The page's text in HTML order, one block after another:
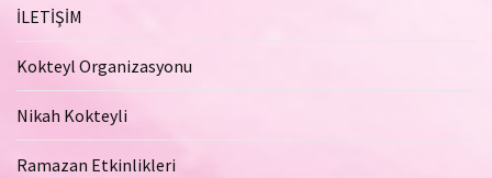
İLETİŞİM
Kokteyl Organizasyonu
Nikah Kokteyli
Ramazan Etkinlikleri